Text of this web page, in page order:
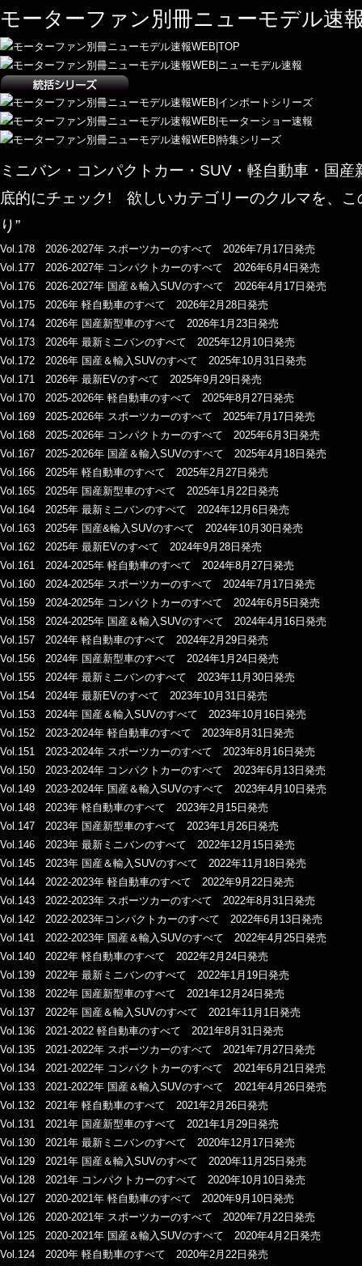
モーターファン別冊ニューモデル速
ミニバン・コンパクトカー・SUV・軽自動車・国
底的にチェック! 欲しいカテゴリーのクルマを、こ
り”
Vol.178 2026-2027年 スポーツカーのすべて 2026年7月17日発売
Vol.177 2026-2027年 コンパクトカーのすべて 2026年6月4日発売
Vol.176 2026-2027年 国産＆輸入SUVのすべて 2026年4月17日発売
Vol.175 2026年 軽自動車のすべて 2026年2月28日発売
Vol.174 2026年 国産新型車のすべて 2026年1月23日発売
Vol.173 2026年 最新ミニバンのすべて 2025年12月10日発売
Vol.172 2026年 国産＆輸入SUVのすべて 2025年10月31日発売
Vol.171 2026年 最新EVのすべて 2025年9月29日発売
Vol.170 2025-2026年 軽自動車のすべて 2025年8月27日発売
Vol.169 2025-2026年 スポーツカーのすべて 2025年7月17日発売
Vol.168 2025-2026年 コンパクトカーのすべて 2025年6月3日発売
Vol.167 2025-2026年 国産＆輸入SUVのすべて 2025年4月18日発売
Vol.166 2025年 軽自動車のすべて 2025年2月27日発売
Vol.165 2025年 国産新型車のすべて 2025年1月22日発売
Vol.164 2025年 最新ミニバンのすべて 2024年12月6日発売
Vol.163 2025年 国産&輸入SUVのすべて 2024年10月30日発売
Vol.162 2025年 最新EVのすべて 2024年9月28日発売
Vol.161 2024-2025年 軽自動車のすべて 2024年8月27日発売
Vol.160 2024-2025年 スポーツカーのすべて 2024年7月17日発売
Vol.159 2024-2025年 コンパクトカーのすべて 2024年6月5日発売
Vol.158 2024-2025年 国産＆輸入SUVのすべて 2024年4月16日発売
Vol.157 2024年 軽自動車のすべて 2024年2月29日発売
Vol.156 2024年 国産新型車のすべて 2024年1月24日発売
Vol.155 2024年 最新ミニバンのすべて 2023年11月30日発売
Vol.154 2024年 最新EVのすべて 2023年10月31日発売
Vol.153 2024年 国産＆輸入SUVのすべて 2023年10月16日発売
Vol.152 2023-2024年 軽自動車のすべて 2023年8月31日発売
Vol.151 2023-2024年 スポーツカーのすべて 2023年8月16日発売
Vol.150 2023-2024年 コンパクトカーのすべて 2023年6月13日発売
Vol.149 2023-2024年 国産＆輸入SUVのすべて 2023年4月10日発売
Vol.148 2023年 軽自動車のすべて 2023年2月15日発売
Vol.147 2023年 国産新型車のすべて 2023年1月26日発売
Vol.146 2023年 最新ミニバンのすべて 2022年12月15日発売
Vol.145 2023年 国産＆輸入SUVのすべて 2022年11月18日発売
Vol.144 2022-2023年 軽自動車のすべて 2022年9月22日発売
Vol.143 2022-2023年 スポーツカーのすべて 2022年8月31日発売
Vol.142 2022-2023年コンパクトカーのすべて 2022年6月13日発売
Vol.141 2022-2023年 国産＆輸入SUVのすべて 2022年4月25日発売
Vol.140 2022年 軽自動車のすべて 2022年2月24日発売
Vol.139 2022年 最新ミニバンのすべて 2022年1月19日発売
Vol.138 2022年 国産新型車のすべて 2021年12月24日発売
Vol.137 2022年 国産＆輸入SUVのすべて 2021年11月1日発売
Vol.136 2021-2022 軽自動車のすべて 2021年8月31日発売
Vol.135 2021-2022年 スポーツカーのすべて 2021年7月27日発売
Vol.134 2021-2022年 コンパクトカーのすべて 2021年6月21日発売
Vol.133 2021-2022年 国産＆輸入SUVのすべて 2021年4月26日発売
Vol.132 2021年 軽自動車のすべて 2021年2月26日発売
Vol.131 2021年 国産新型車のすべて 2021年1月29日発売
Vol.130 2021年 最新ミニバンのすべて 2020年12月17日発売
Vol.129 2021年 国産＆輸入SUVのすべて 2020年11月25日発売
Vol.128 2021年 コンパクトカーのすべて 2020年10月10日発売
Vol.127 2020-2021年 軽自動車のすべて 2020年9月10日発売
Vol.126 2020-2021年 スポーツカーのすべて 2020年7月22日発売
Vol.125 2020-2021年 国産＆輸入SUVのすべて 2020年4月2日発売
Vol.124 2020年 軽自動車のすべて 2020年2月22日発売